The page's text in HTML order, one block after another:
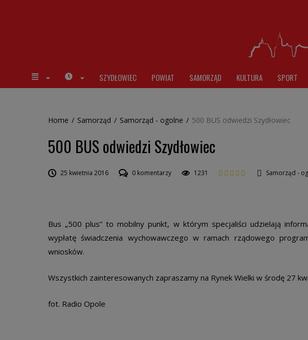
SZYDŁOWIEC POWIAT SAMORZĄD KULTURA SPORT
Home / Samorząd / Samorząd - ogolne / 500 BUS odwiedzi Szydłowiec
500 BUS odwiedzi Szydłowiec
25 kwietnia 2016 0 komentarzy 1231 Samorząd -
Bus „500 plus” to mobilny punkt, w którym specjaliści udzielają
wypłatę świadczenia wychowawczego w ramach rządowego
wniosków.
Wszystkich zainteresowanych zapraszamy na Rynek Wielki w środę 27
fot. Radio Opole